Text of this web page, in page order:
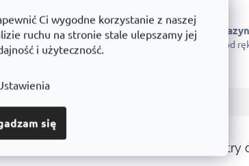
Ci wygodne korzystanie z naszej
ruchu na stronie stale ulepszamy jej
i użyteczność.
się
Montaż
regały w całej Polsce.
Wszystko w
Towary dostępne od